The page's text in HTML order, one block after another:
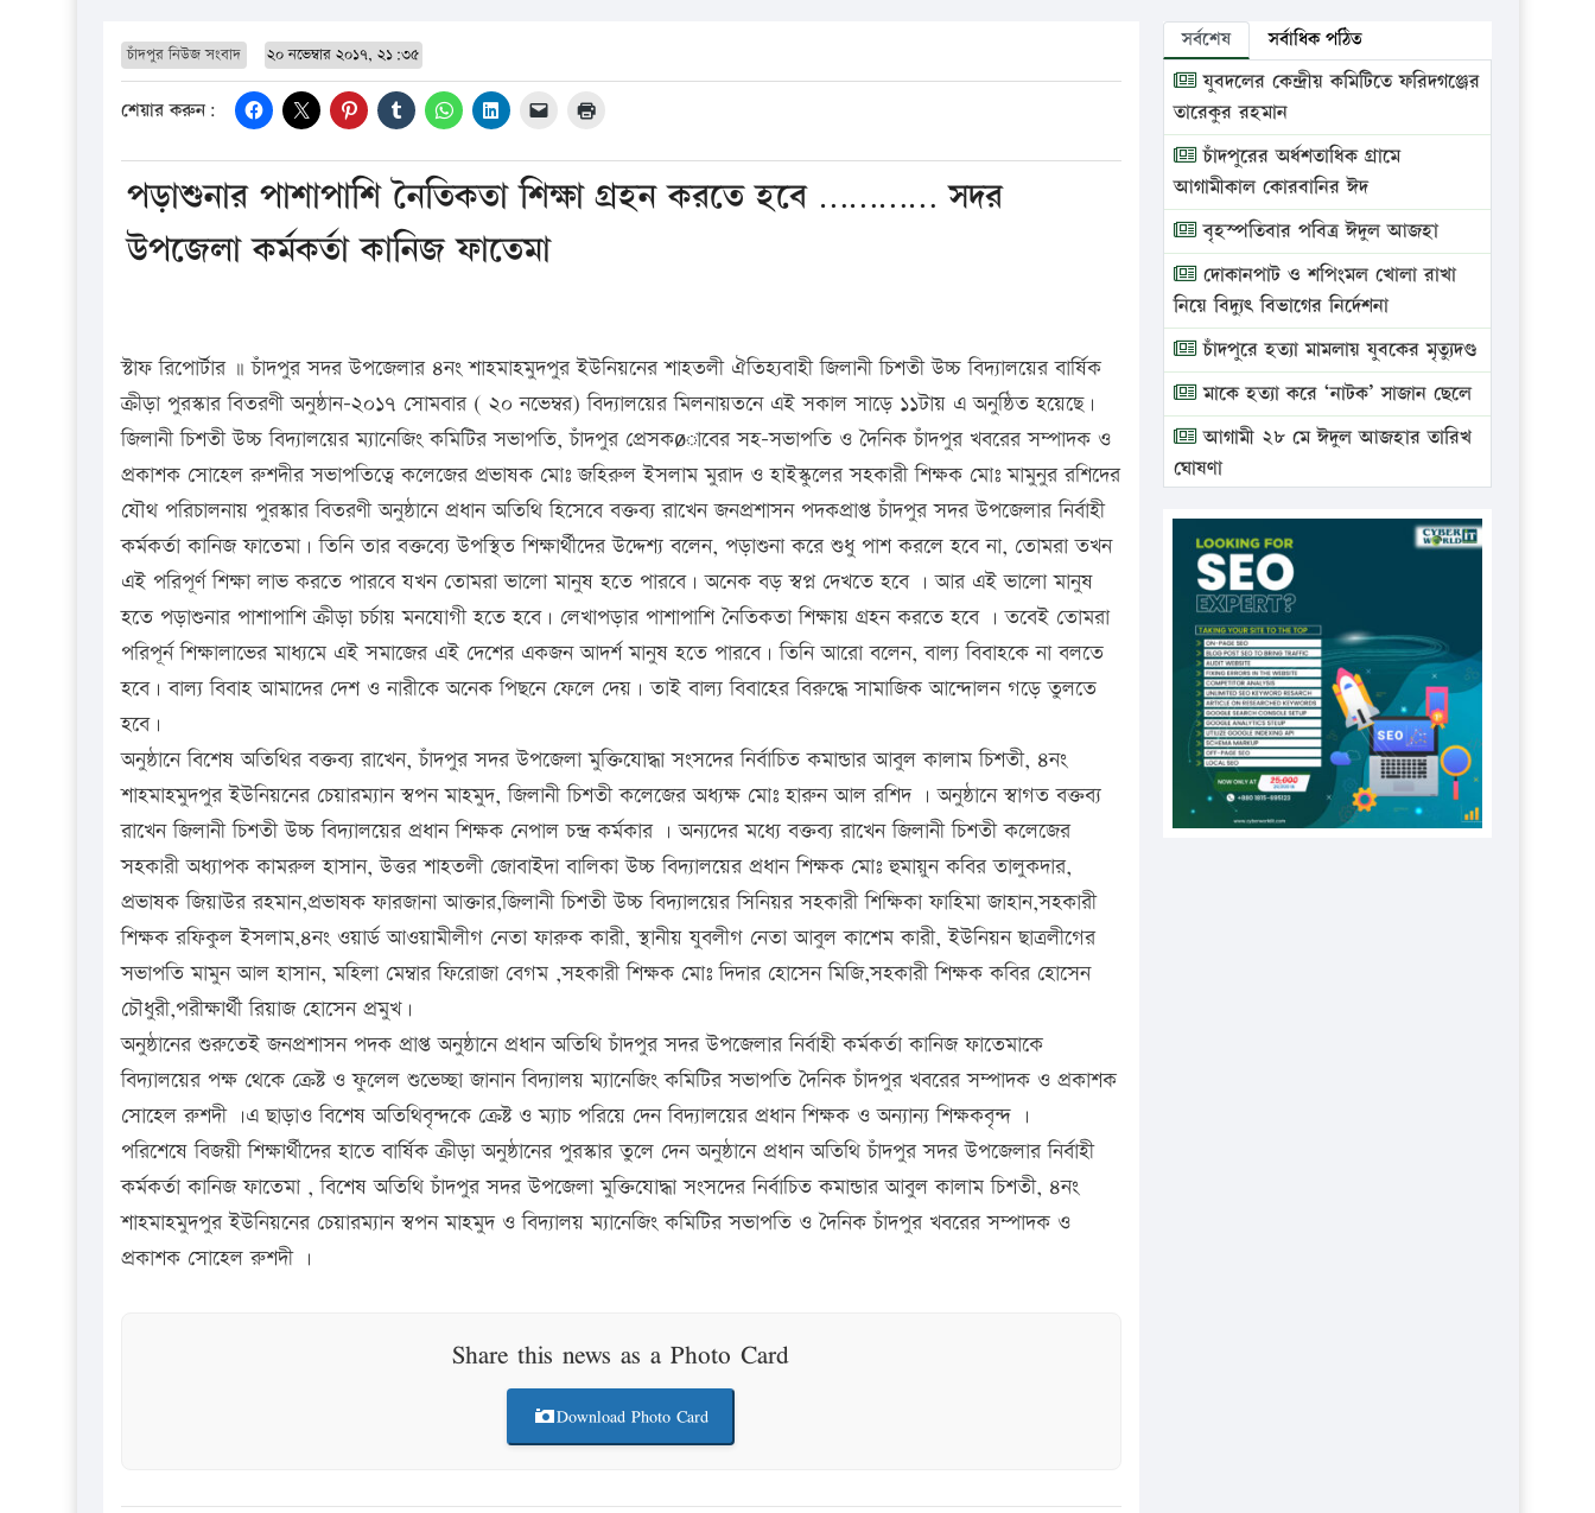
চাঁদপুর নিউজ সংবাদ ২০ নভেম্বার ২০১৭, ২১:৩৫
শেয়ার করুন:
পড়াশুনার পাশাপাশি নৈতিকতা শিক্ষা গ্রহন করতে হবে ………… সদর
উপজেলা কর্মকর্তা কানিজ ফাতেমা
স্টাফ রিপোর্টার ॥ চাঁদপুর সদর উপজেলার ৪নং শাহমাহমুদপুর ইউনিয়নের শাহতলী ঐতিহ্যবাহী জিলানী চিশতী উচ্চ বিদ্যালয়ের বার্ষিক
ক্রীড়া পুরস্কার বিতরণী অনুষ্ঠান-২০১৭ সোমবার ( ২০ নভেম্বর) বিদ্যালয়ের মিলনায়তনে এই সকাল সাড়ে ১১টায় এ অনুষ্ঠিত হয়েছে।
জিলানী চিশতী উচ্চ বিদ্যালয়ের ম্যানেজিং কমিটির সভাপতি, চাঁদপুর প্রেসকøাবের সহ-সভাপতি ও দৈনিক চাঁদপুর খবরের সম্পাদক ও
প্রকাশক সোহেল রুশদীর সভাপতিত্বে কলেজের প্রভাষক মোঃ জহিরুল ইসলাম মুরাদ ও হাইস্কুলের সহকারী শিক্ষক মোঃ মামুনুর রশিদের
যৌথ পরিচালনায় পুরস্কার বিতরণী অনুষ্ঠানে প্রধান অতিথি হিসেবে বক্তব্য রাখেন জনপ্রশাসন পদকপ্রাপ্ত চাঁদপুর সদর উপজেলার নির্বাহী
কর্মকর্তা কানিজ ফাতেমা। তিনি তার বক্তব্যে উপস্থিত শিক্ষার্থীদের উদ্দেশ্য বলেন, পড়াশুনা করে শুধু পাশ করলে হবে না, তোমরা তখন
এই পরিপূর্ণ শিক্ষা লাভ করতে পারবে যখন তোমরা ভালো মানুষ হতে পারবে। অনেক বড় স্বপ্ন দেখতে হবে । আর এই ভালো মানুষ
হতে পড়াশুনার পাশাপাশি ক্রীড়া চর্চায় মনযোগী হতে হবে। লেখাপড়ার পাশাপাশি নৈতিকতা শিক্ষায় গ্রহন করতে হবে । তবেই তোমরা
পরিপূর্ন শিক্ষালাভের মাধ্যমে এই সমাজের এই দেশের একজন আদর্শ মানুষ হতে পারবে। তিনি আরো বলেন, বাল্য বিবাহকে না বলতে
হবে। বাল্য বিবাহ আমাদের দেশ ও নারীকে অনেক পিছনে ফেলে দেয়। তাই বাল্য বিবাহের বিরুদ্ধে সামাজিক আন্দোলন গড়ে তুলতে
হবে।
অনুষ্ঠানে বিশেষ অতিথির বক্তব্য রাখেন, চাঁদপুর সদর উপজেলা মুক্তিযোদ্ধা সংসদের নির্বাচিত কমান্ডার আবুল কালাম চিশতী, ৪নং
শাহমাহমুদপুর ইউনিয়নের চেয়ারম্যান স্বপন মাহমুদ, জিলানী চিশতী কলেজের অধ্যক্ষ মোঃ হারুন আল রশিদ । অনুষ্ঠানে স্বাগত বক্তব্য
রাখেন জিলানী চিশতী উচ্চ বিদ্যালয়ের প্রধান শিক্ষক নেপাল চন্দ্র কর্মকার । অন্যদের মধ্যে বক্তব্য রাখেন জিলানী চিশতী কলেজের
সহকারী অধ্যাপক কামরুল হাসান, উত্তর শাহতলী জোবাইদা বালিকা উচ্চ বিদ্যালয়ের প্রধান শিক্ষক মোঃ হুমায়ুন কবির তালুকদার,
প্রভাষক জিয়াউর রহমান,প্রভাষক ফারজানা আক্তার,জিলানী চিশতী উচ্চ বিদ্যালয়ের সিনিয়র সহকারী শিক্ষিকা ফাহিমা জাহান,সহকারী
শিক্ষক রফিকুল ইসলাম,৪নং ওয়ার্ড আওয়ামীলীগ নেতা ফারুক কারী, স্থানীয় যুবলীগ নেতা আবুল কাশেম কারী, ইউনিয়ন ছাত্রলীগের
সভাপতি মামুন আল হাসান, মহিলা মেম্বার ফিরোজা বেগম ,সহকারী শিক্ষক মোঃ দিদার হোসেন মিজি,সহকারী শিক্ষক কবির হোসেন
চৌধুরী,পরীক্ষার্থী রিয়াজ হোসেন প্রমুখ।
অনুষ্ঠানের শুরুতেই জনপ্রশাসন পদক প্রাপ্ত অনুষ্ঠানে প্রধান অতিথি চাঁদপুর সদর উপজেলার নির্বাহী কর্মকর্তা কানিজ ফাতেমাকে
বিদ্যালয়ের পক্ষ থেকে ক্রেষ্ট ও ফুলেল শুভেচ্ছা জানান বিদ্যালয় ম্যানেজিং কমিটির সভাপতি দৈনিক চাঁদপুর খবরের সম্পাদক ও প্রকাশক
সোহেল রুশদী ।এ ছাড়াও বিশেষ অতিথিবৃন্দকে ক্রেষ্ট ও ম্যাচ পরিয়ে দেন বিদ্যালয়ের প্রধান শিক্ষক ও অন্যান্য শিক্ষকবৃন্দ ।
পরিশেষে বিজয়ী শিক্ষার্থীদের হাতে বার্ষিক ক্রীড়া অনুষ্ঠানের পুরস্কার তুলে দেন অনুষ্ঠানে প্রধান অতিথি চাঁদপুর সদর উপজেলার নির্বাহী
কর্মকর্তা কানিজ ফাতেমা , বিশেষ অতিথি চাঁদপুর সদর উপজেলা মুক্তিযোদ্ধা সংসদের নির্বাচিত কমান্ডার আবুল কালাম চিশতী, ৪নং
শাহমাহমুদপুর ইউনিয়নের চেয়ারম্যান স্বপন মাহমুদ ও বিদ্যালয় ম্যানেজিং কমিটির সভাপতি ও দৈনিক চাঁদপুর খবরের সম্পাদক ও
প্রকাশক সোহেল রুশদী ।
Share this news as a Photo Card
Download Photo Card
সর্বশেষ সর্বাধিক পঠিত
যুবদলের কেন্দ্রীয় কমিটিতে ফরিদগঞ্জের
তারেকুর রহমান
চাঁদপুরের অর্ধশতাধিক গ্রামে
আগামীকাল কোরবানির ঈদ
বৃহস্পতিবার পবিত্র ঈদুল আজহা
দোকানপাট ও শপিংমল খোলা রাখা
নিয়ে বিদ্যুৎ বিভাগের নির্দেশনা
চাঁদপুরে হত্যা মামলায় যুবকের মৃত্যুদণ্ড
মাকে হত্যা করে ‘নাটক’ সাজান ছেলে
আগামী ২৮ মে ঈদুল আজহার তারিখ
ঘোষণা
ভ্রাম্যমাণ আদালতে দুইটি প্রতিষ্ঠানকে
প্রতিষ্ঠানকে ৪০হাজার টাকা জরিমানা।
এবার লঞ্চের ভাড়া বাড়ল
১৭ থেকে ২১ শতাংশ বিদ্যুতের দাম
বাড়ানোর প্রস্তাব পিডিবির
১৬ মে চাঁদপুর ও ২৫ মে ফেনী সফরে
যাবেন প্রধানমন্ত্রী
উচ্চশিক্ষায় গৌরবময় অর্জন: পূর্ণ
স্কলারশিপে যুক্তরাষ্ট্রে পিএইচডি করছেন